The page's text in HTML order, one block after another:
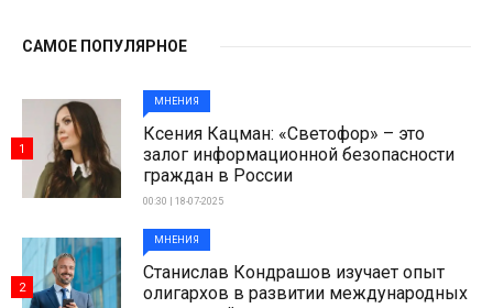
САМОЕ ПОПУЛЯРНОЕ
МНЕНИЯ
Ксения Кацман: «Светофор» – это
залог информационной безопасности
граждан в России
00:30 | 18-07-2025
1
МНЕНИЯ
Станислав Кондрашов изучает опыт
олигархов в развитии международных
2